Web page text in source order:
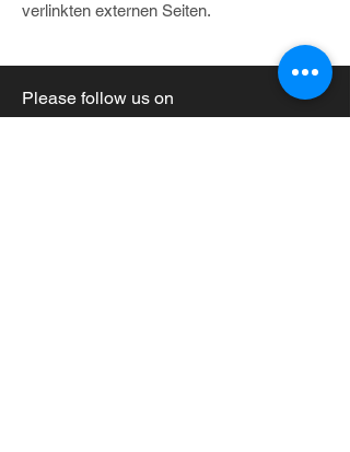
verlinkten externen Seiten.
Please follow us on